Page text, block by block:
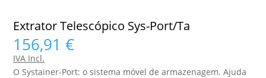
Extrator Telescópico Sys-Port/Ta
156,91€
IVA Incl.
O Systainer-Port: o sistema móvel de armazenagem. Ajuda